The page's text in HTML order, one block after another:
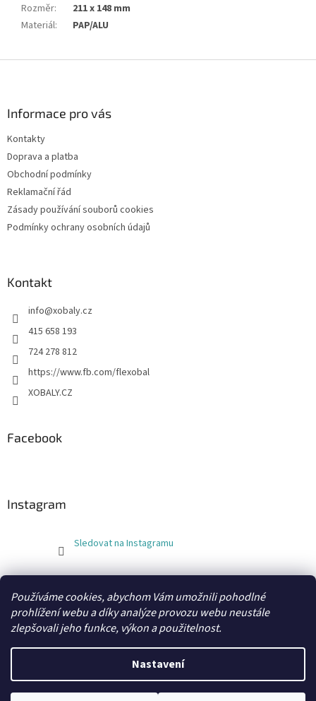
Používáme cookies, abychom Vám umožnili pohodlné
prohlížení webu a díky analýze provozu webu neustále
zlepšovali jeho funkce, výkon a použitelnost.
Nastavení
Rozměr:
211 x 148 mm
Materiál: PAP/ALU
Informace pro vás
Kontakty
Doprava a platba
Obchodní podmínky
Reklamační řád
Zásady používání souborů cookies
Podmínky ochrany osobních údajů
Kontakt
info@xobaly.cz
415 658 193
724 278 812
https://www.fb.com/flexobal
XOBALY.CZ
Facebook
Instagram
Sledovat na Instagramu
Copyright 2026xobaly.cz. Všechna práva vyhrazena.